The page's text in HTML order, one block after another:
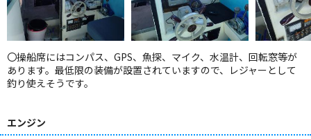
〇操船席にはコンパス、GPS、魚探、マイク、水温計、回転窓等が
あります。最低限の装備が設置されていますので、レジャーとして
釣り使えそうです。
エンジン